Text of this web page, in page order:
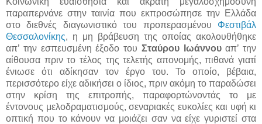
παραπερνάνε στην ταινία που εκπροσώπησε την Ελλάδα
στο διεθνές διαγωνιστικό του προπερασμένου Φεστιβάλ
Θεσσαλονίκης, η μη βράβευση της οποίας ακολουθήθηκε
απ’ την εσπευσμένη έξοδο του Σταύρου Ιωάννουαπ’ την
αίθουσα πριν το τέλος της τελετής απονομής, πιθανά γιατί
ένιωσε ότι αδίκησαν τον έργο του. Το οποίο, βέβαια,
περισσότερο είχε αδικήσει ο ίδιος, πριν ακόμη το παραδώσει
στην κρίση της επιτροπής, παραφορτώνοντάς το με
έντονους μελοδραματισμούς, σεναριακές ευκολίες και υφή κι
οπτική που το κάνουν να μοιάζει σαν να είχε γυριστεί στα